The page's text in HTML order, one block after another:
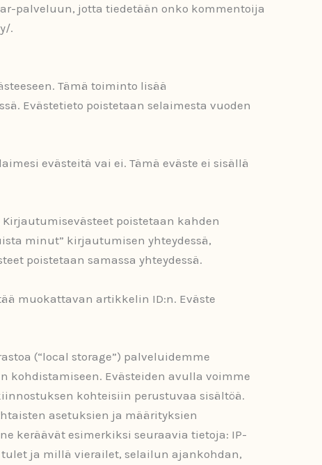
palveluun, jotta tiedetään onko kommentoija
.
Tämä toiminto lisää
Evästetieto poistetaan selaimesta vuoden
evästeitä vai ei. Tämä eväste ei sisällä
poistetaan kahden
minut” kirjautumisen yhteydessä,
poistetaan samassa yhteydessä.
muokattavan artikkelin ID:n. Eväste
(“local storage”) palveluidemme
kohdistamiseen. Evästeiden avulla voimme
kohteisiin perustuvaa sisältöä.
asetuksien ja määrityksien
keräävät esimerkiksi seuraavia tietoja: IP-
ja millä vierailet, selailun ajankohdan,